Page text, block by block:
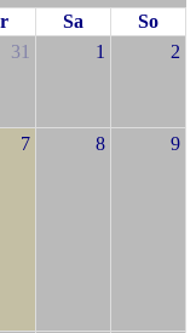
Sa
So
31 1 2
7 8 9